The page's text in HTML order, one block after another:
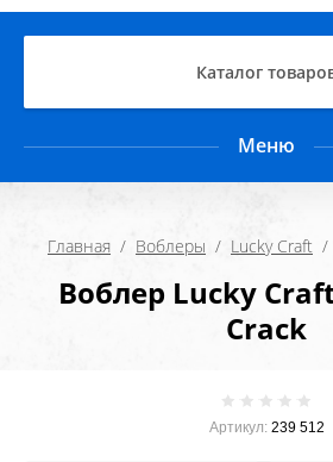
Каталог
Меню
Главная
  /
Воблеры
  /
Lucky Craft
  /
Воблер Lucky
Crack
Артикул:239 512